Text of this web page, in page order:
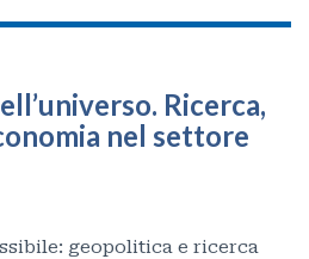
Ricerca,
nel settore
geopolitica e ricerca